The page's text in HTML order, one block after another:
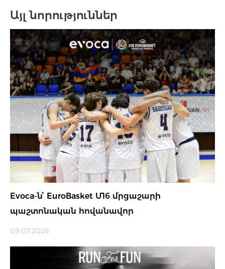
Այլ նորություններ
Evoca-ն՝ EuroBasket Մ16 մրցաշարի
պաշտոնական հովանավոր
09.07.2026